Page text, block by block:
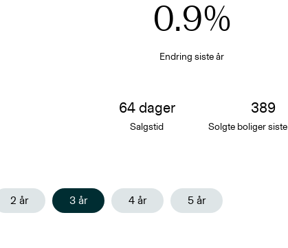
0.9%
Endring siste år
64dager
Salgstid
389
Solgte boliger siste
2 år 3 år 4 år 5 år